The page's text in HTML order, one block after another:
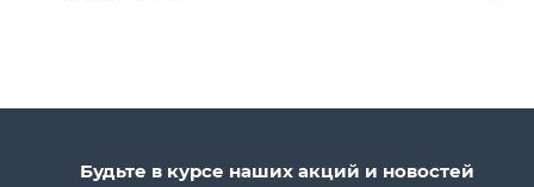
Будьте в курсе наших акций и новостей